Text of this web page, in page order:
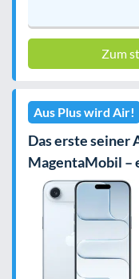
Zum
Aus Plus wird Air!
Das erste seiner
MagentaMobil –